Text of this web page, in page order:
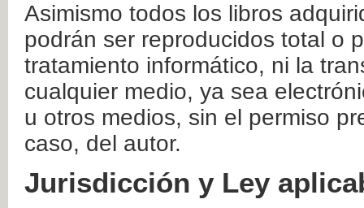
Asimismo todos los libros
podrán ser reproducidos total o
tratamiento informático, ni la
cualquier medio, ya sea
u otros medios, sin el permiso
caso, del autor.
Jurisdicción y Ley